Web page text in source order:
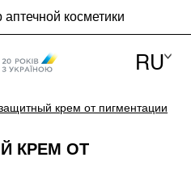
косметики
RU
крем от пигментации
КРЕМ ОТ